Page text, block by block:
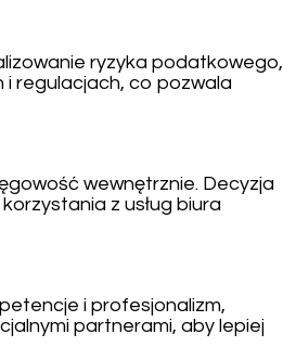
ryzyka podatkowego,
i regulacjach, co pozwala
wewnętrznie. Decyzja
z usług biura
i profesjonalizm,
partnerami, aby lepiej